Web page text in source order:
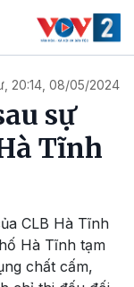
20:14, 08/05/2024
sự
Tĩnh
CLB Hà Tĩnh
Hà Tĩnh tạm
chất cấm,